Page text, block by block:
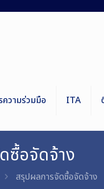
ความร่วมมือ ITA
ซื้อจัดจ้าง
สรุปผลการจัดซื้อจัดจ้าง